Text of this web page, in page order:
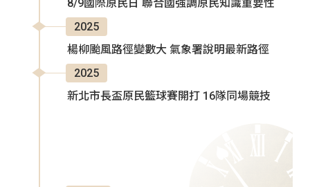
8/9國際原民日 聯合國強調原民知識重要性
2025
楊柳颱風路徑變數大 氣象署說明最新路徑
2025
新北市長盃原民籃球賽開打 16隊同場競技